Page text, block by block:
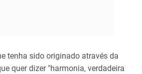
tenha sido originado através da
quer dizer "harmonia, verdadeira